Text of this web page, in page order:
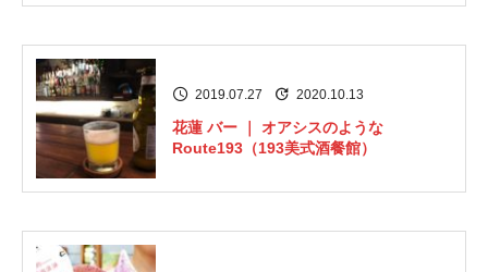
2019.07.27 2020.10.13
花蓮 バー ｜ オアシスのような
Route193（193美式酒餐館）